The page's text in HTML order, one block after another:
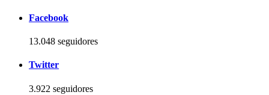
Facebook
13.048 seguidores
Twitter
3.922 seguidores